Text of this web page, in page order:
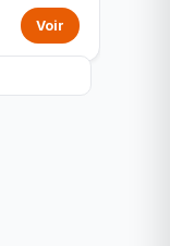
Voir